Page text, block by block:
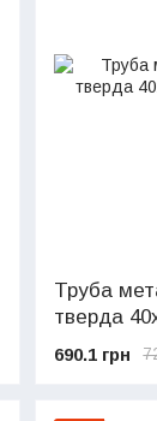
Труба
тверда
690.1 грн